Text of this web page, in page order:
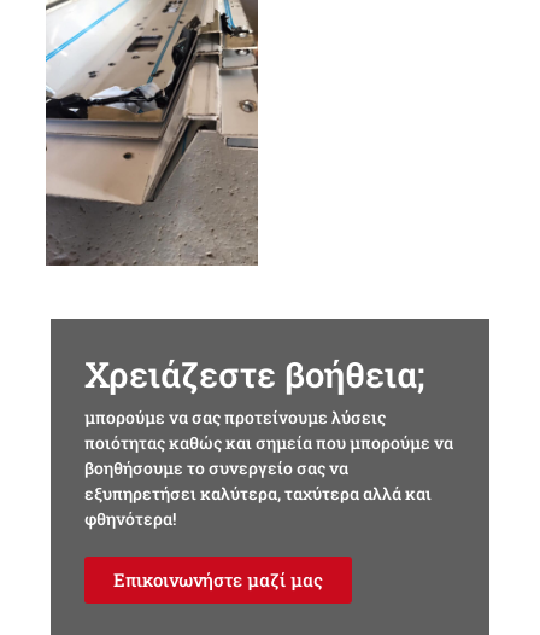
Χρειάζεστε βοήθεια;
μπορούμε να σας προτείνουμε λύσεις
ποιότητας καθώς και σημεία που μπορούμε να
βοηθήσουμε το συνεργείο σας να
εξυπηρετήσει καλύτερα, ταχύτερα αλλά και
φθηνότερα!
Επικοινωνήστε μαζί μας